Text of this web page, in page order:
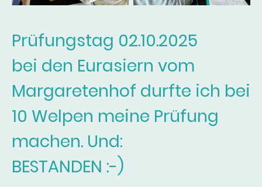
Prüfungstag 02.10.2025
bei den Eurasiern vom
Margaretenhof durfte ich bei
10 Welpen meine Prüfung
machen. Und:
BESTANDEN :-)